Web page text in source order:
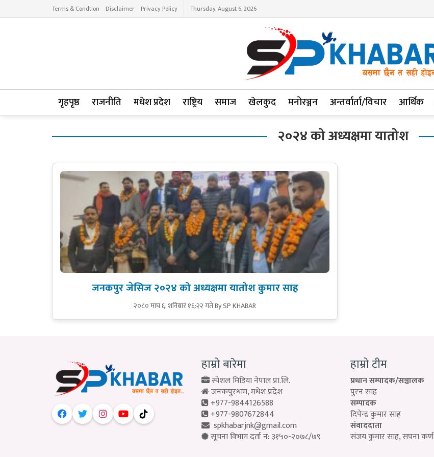
Terms & Condtion Disclaimer Privacy Policy Thursday, August 6, 2026
गृहपृष्ठ राजनीति मधेश प्रदेश राष्ट्रिय समाज खेलकुद मनोरञ्जन अन्तर्वार्ता/विचार आर्थिक
२०२४ को अध्यक्षमा यातोश
जनकपुर जेसिज २०२४ को अध्यक्षमा यातोश कुमार साह
२०८० माघ ६, शनिबार १६:२२ गतेBy SP KHABAR
हाम्रो बारेमा
स्पेशल मिडिया नेपाल प्रा.लि.
जनकपुरधाम, मधेश प्रदेश
+977-9844126588
+977-9807672844
spkhabarjnk@gmail.com
सूचना विभाग दर्ता नं: ३१५०-२०७८/७९
हाम्रो टीम
प्रधान सम्पादक/सञ्चालक
पुरन साह
सम्पादक
दिपेन्द्र कुमार साह
संवाददाता
संजय कुमार साह, सपना कर्ण